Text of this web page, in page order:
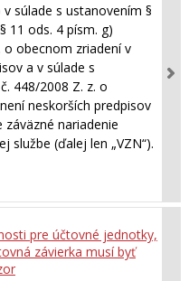
súlade s ustanovením §
11 ods. 4 písm. g)
o obecnom zriadení v
a v súlade s
448/2008 Z. z. o
neskorších predpisov
nariadenie
službe (ďalej len „VZN“).
pre účtovné jednotky,
závierka musí byť